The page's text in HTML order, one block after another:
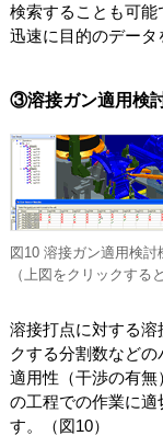
検索することも可
迅速に目的のデータ
③溶接ガン適用検
図10 溶接ガン適用検討
（上図をクリックする
溶接打点に対する
クする分割数など
適用性（干渉の有
の工程での作業に適
す。（図10）